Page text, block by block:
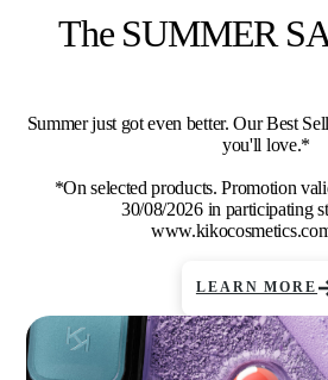
The SUMMER
Summer just got even better. Our Best
you'll love.*
*On selected products. Promotion
30/08/2026 in participating
LEARN MORE